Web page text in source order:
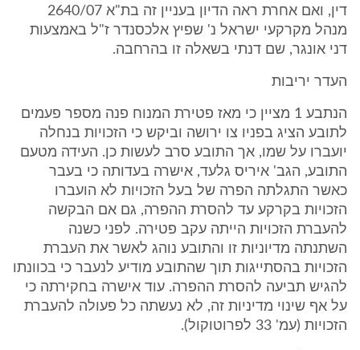
דין, ואם אחרת ראה הדיון בעניין זה בת"א 2640/07
מנהל מקרקעי ישראל נ' שפיץ אלכסנדר ז"ל באמצעות
דני אונגר, שם דנתי בשאלה זו בהרחבה.
העדר יריבות
הנתבע 1 מציין כי מאז פטירת המנוח פנה מספר פעמים
לתובע הציג בפניו צו ירושה וביקש כי הזכויות בנחלה
יועברו על שמו, אך התובע סרב לעשות כן. העידה מטעם
התובע, הגב' איריס גלעד, אישרה בעדותה כי בעבר
כאשר התגלתה הפרה של בעל הזכויות לא הועברו
הזכויות בקרקע עד להסרת ההפרה, גם אם הבקשה
להעברת הזכויות הייתה עקב פטירה. לפני כשנה
השתנתה מדיוניות זו והתובע נוהג לאשר את העברת
הזכויות בהסתייגות תוך שהתובע מודיע לנעבר כי בכוונתו
להגיש תביעה להסרת ההפרה. עוד אישרה בחקירתה כי
על אף שינוי מדיניות זה, לא נעשתה כל פעולה להעברת
הזכויות (עמ' 33 לפרוטוקול).